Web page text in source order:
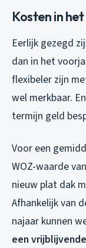
Kosten in
Eerlijk gezegd
dan in het
flexibeler zijn
wel merkbaar.
termijn geld
Voor een
WOZ-waarde
nieuw plat dak
Afhankelijk van
najaar kunnen
een